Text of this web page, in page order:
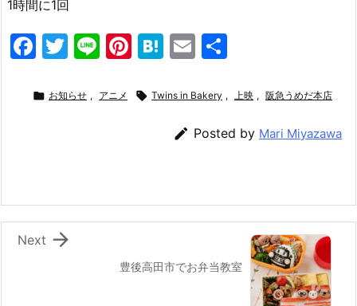
1時間に1回
F
c
o
k
T
itt
Li
e
Pi
er
H
e
a
E
ai
l
 お知らせ , アニメ  Twins in Bakery , 上映 , 阪急うめだ本店
 Posted by Mari Miyazawa
豊後高田市でお弁当教室

Next